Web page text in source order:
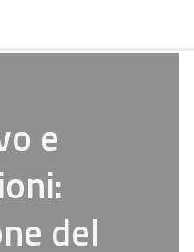
e
del